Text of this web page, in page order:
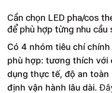
Cần chọn LED pha/cos
để phù hợp từng nhu cầu
Có 4 nhóm tiêu chí
phù hợp: tương thích với
dụng thực tế, độ an
định vận hành lâu dài.